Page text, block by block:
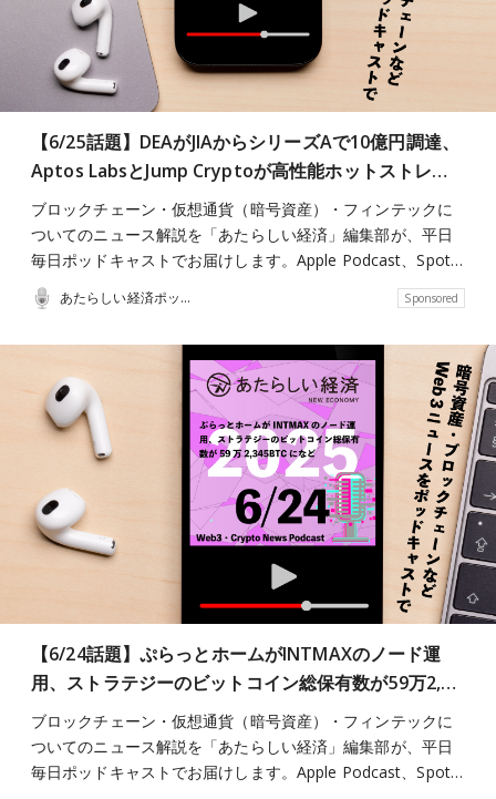
【6/25話題】DEAがJIAからシリーズAで10億円調達、
Aptos LabsとJump Cryptoが高性能ホットストレ…
ブロックチェーン・仮想通貨（暗号資産）・フィンテックに
ついてのニュース解説を「あたらしい経済」編集部が、平日
毎日ポッドキャストでお届けします。Apple Podcast、Spot…
あたらしい経済ポッドキャスト Sponsored
【6/24話題】ぷらっとホームがINTMAXのノード運
用、ストラテジーのビットコイン総保有数が59万2,…
ブロックチェーン・仮想通貨（暗号資産）・フィンテックに
ついてのニュース解説を「あたらしい経済」編集部が、平日
毎日ポッドキャストでお届けします。Apple Podcast、Spot…